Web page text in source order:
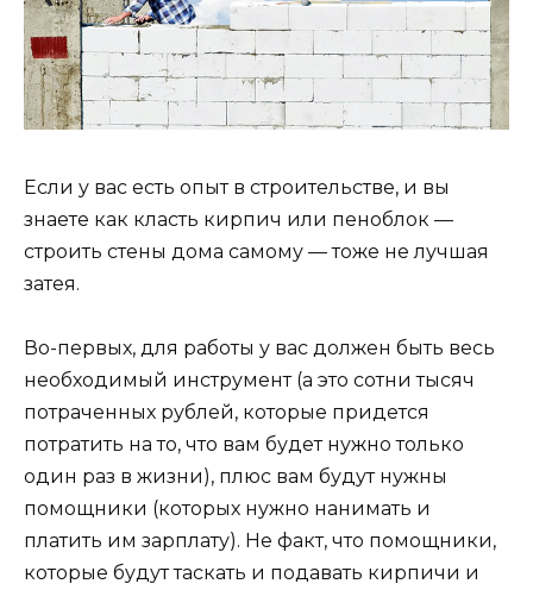
Если у вас есть опыт в строительстве, и вы
знаете как класть кирпич или пеноблок —
строить стены дома самому — тоже не лучшая
затея.
Во-первых, для работы у вас должен быть весь
необходимый инструмент (а это сотни тысяч
потраченных рублей, которые придется
потратить на то, что вам будет нужно только
один раз в жизни), плюс вам будут нужны
помощники (которых нужно нанимать и
платить им зарплату). Не факт, что помощники,
которые будут таскать и подавать кирпичи и